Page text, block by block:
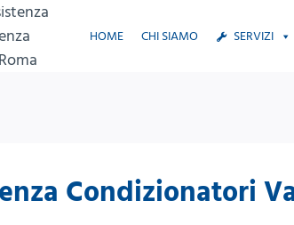
HOME CHI SIAMO SERVIZI
Condizionatori